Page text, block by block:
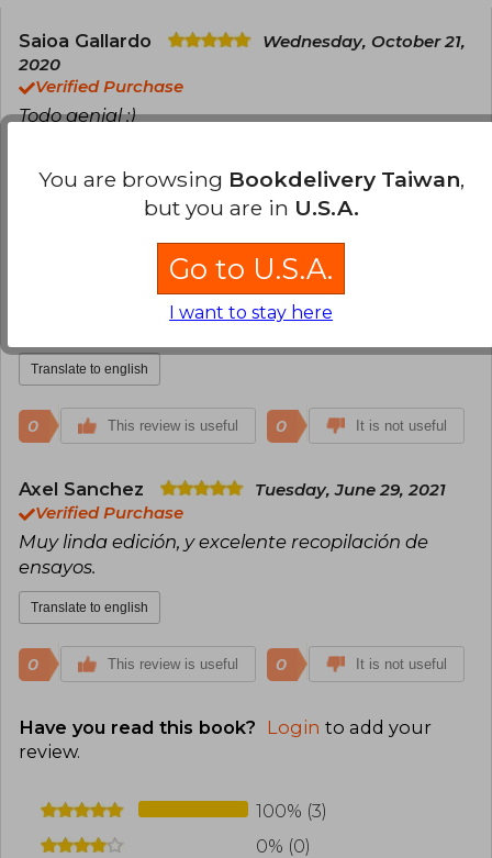
Saioa Gallardo
Wednesday, October 21,
2020
Verified Purchase
Todo genial :)
This review is useful 0 It is not useful
Thursday, April 08, 2021
Verified Purchase
Un buen compilado de textos
Translate to english
0 This review is useful 0 It is not useful
Axel Sanchez
Tuesday, June 29, 2021
Verified Purchase
Muy linda edición, y excelente recopilación de
ensayos.
Translate to english
0 This review is useful 0 It is not useful
Have you read this book? Login to add your
review.
100% (3)
0% (0)
You are browsing Bookdelivery Taiwan,
but you are in U.S.A.
Go to U.S.A.
I want to stay here